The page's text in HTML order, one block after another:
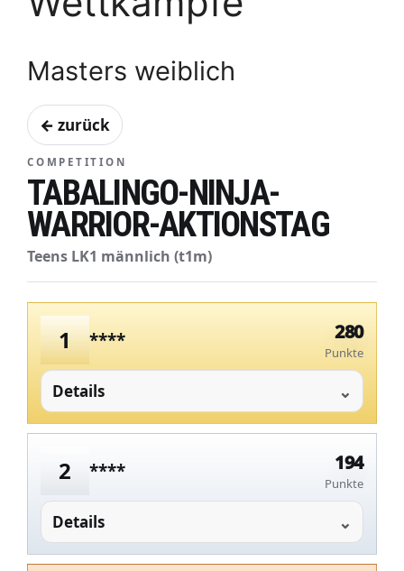
Masters weiblich
← zurück
COMPETITION
TABALINGO-NINJA-
WARRIOR-AKTIONSTAG
Teens LK1 männlich (t1m)
1 **** 280
Punkte
Details
2 **** 194
Punkte
Details